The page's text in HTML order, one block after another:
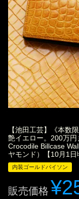
【池田工芸】《本数
艶イエロー。200万円
Crocodile Billcase
ヤモンド）【10月1日
内装ゴールドパイソン
販売価格 ¥